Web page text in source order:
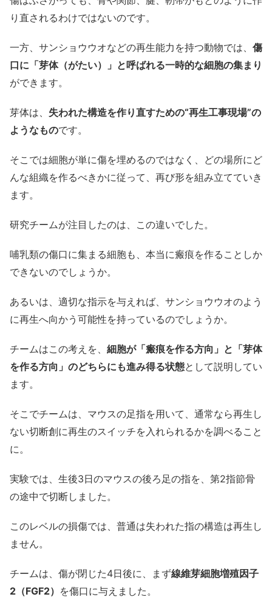
り直されるわけではないのです。
一方、サンショウウオなどの再生能力を持つ動物では、 傷
口に「芽体（がたい）」と呼ばれる一時的な細胞の集まり
ができます。
芽体は、 失われた構造を作り直すための“再生工事現場”の
ようなものです。
そこでは細胞が単に傷を埋めるのではなく、どの場所にど
んな組織を作るべきかに従って、再び形を組み立てていき
ます。
研究チームが注目したのは、この違いでした。
哺乳類の傷口に集まる細胞も、本当に瘢痕を作ることしか
できないのでしょうか。
あるいは、適切な指示を与えれば、サンショウウオのよう
に再生へ向かう可能性を持っているのでしょうか。
チームはこの考えを、 細胞が「瘢痕を作る方向」と「芽体
を作る方向」のどちらにも進み得る状態として説明してい
ます。
そこでチームは、マウスの足指を用いて、通常なら再生し
ない切断創に再生のスイッチを入れられるかを調べること
に。
実験では、生後3日のマウスの後ろ足の指を、第2指節骨
の途中で切断しました。
このレベルの損傷では、普通は失われた指の構造は再生し
ません。
チームは、傷が閉じた4日後に、まず線維芽細胞増殖因子
2（FGF2） を傷口に与えました。